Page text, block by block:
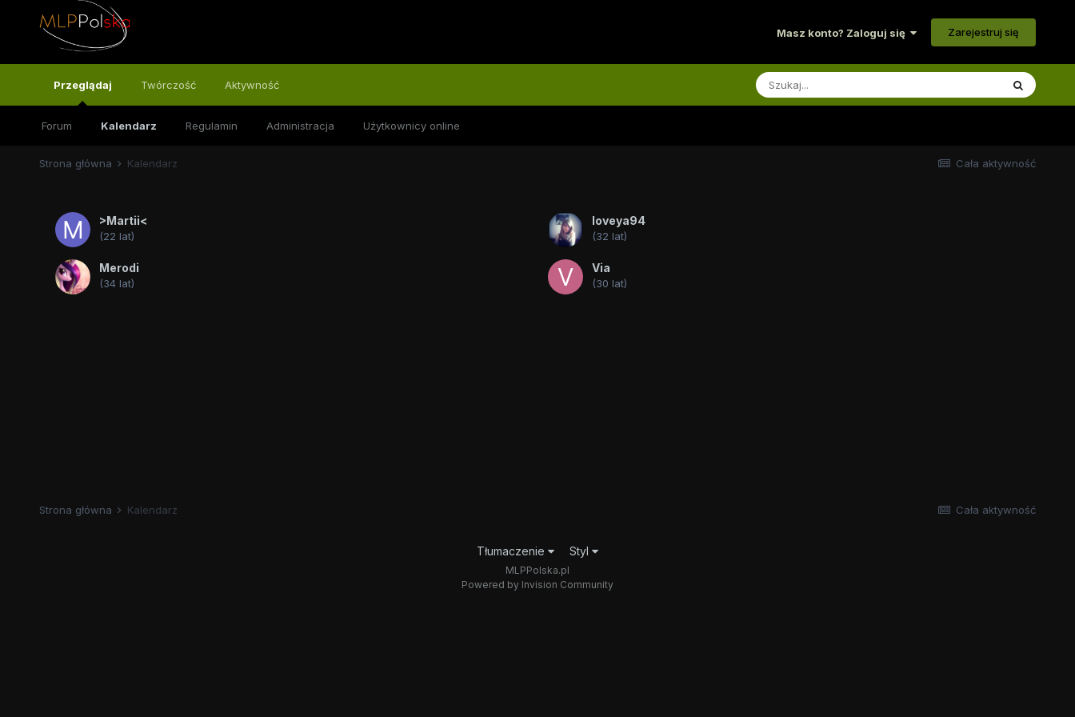
Masz konto? Zaloguj się Zarejestruj się
Przeglądaj
Forum Kalendarz Regulamin Administracja Użytkownicy online
Twórczość Aktywność
Cała aktywność
Strona główna Kalendarz
>Martii<
(22 lat)
loveya94
(32 lat)
Merodi
(34 lat)
Via
(30 lat)
Cała aktywność
Strona główna Kalendarz
Tłumaczenie Styl
MLPPolska.pl
Powered by Invision Community